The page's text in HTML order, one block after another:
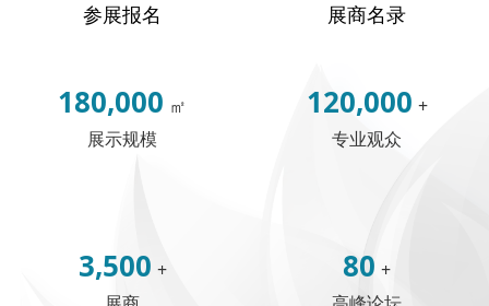
参展报名 展商名录
180,000 ㎡
展示规模
120,000 +
专业观众
3,500 +
80 +